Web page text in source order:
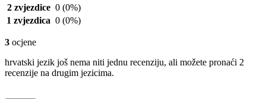
2 zvjezdice 0 (0%)
1 zvjezdica 0 (0%)
3 ocjene
hrvatski jezik još nema niti jednu recenziju, ali možete pronaći 2
recenzije na drugim jezicima.